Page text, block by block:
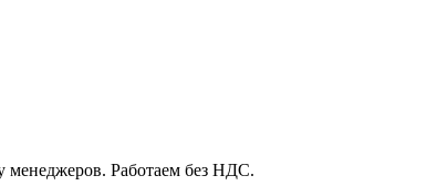
менеджеров. Работаем без НДС.